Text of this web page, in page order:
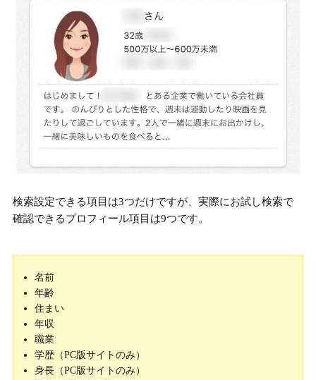
検索設定できる項目は3つだけですが、実際にお試し検索で
確認できるプロフィール項目は9つです。
名前
年齢
住まい
年収
職業
学歴（PC版サイトのみ）
身長（PC版サイトのみ）